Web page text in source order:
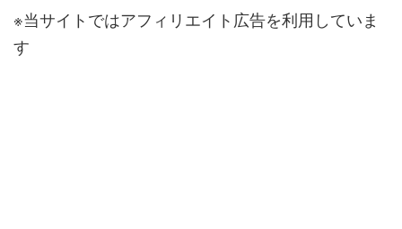
※当サイトではアフィリエイト広告を利用していま
す